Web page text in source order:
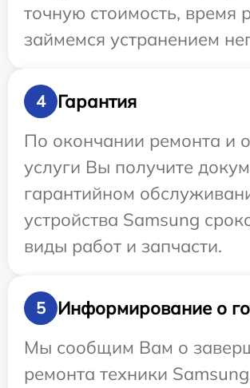
точную стоимость, время
займемся устранением
4
Гарантия
По окончании ремонта и
услуги Вы получите
гарантийном
устройства Samsung
виды работ и запчасти.
5
Информирование о
Мы сообщим Вам о
ремонта техники